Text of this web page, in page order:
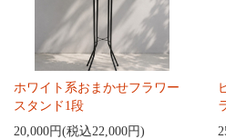
ホワイト系おまかせフラワー
スタンド1段
20,000円(税込22,000円)